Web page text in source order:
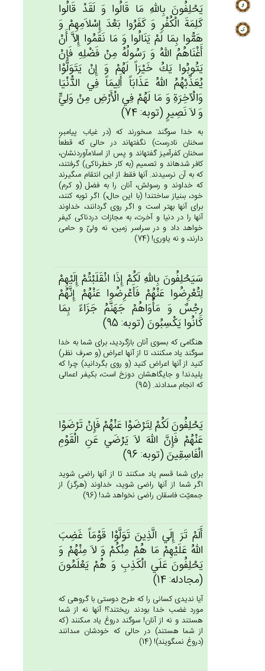
يَحْلِفُون‌َ بِالله‌ِ مَا قَالُوا وَ لَقَدْ قَالُوا
كَلِمَة‌َ الْكُفْرِ وَ كَفَرُوا بَعْدَ إِسْلاَمِهِم‌ْ وَ
هَمُّوا بِمَا لَم‌ْ يَنَالُوا وَ مَا نَقَمُوا إِلاَّ أَن‌ْ
أَغْنَاهُم‌ُ الله‌ُ وَ رَسُولُه‌ُ مِنْ‌ فَضْلِه‌ِ فَإِنْ‌
يَتُوبُوا يَك‌ُ خَيْرَاً لَهُم‌ْ وَ إِنْ‌ يَتَوَلَّوْا
يُعَذِّبْهُم‌ُ الله‌ُ عَذَابَاً أَلِيمَاً فِي‌ الدُّنْيَا
وَالْآخِرَة‌ِ وَ مَا لَهُم‌ْ فِي‌ الْأَرْض‌ِ مِنْ‌ وَلِي‌ٍّ
وَ لاَ نَصِيرٍ (توبه: 74)
به خدا سوگند مى‏خورند كه (در غياب پيامبر،
سخنان نادرست) نگفته‏اند در حالى كه قطعاً
سخنان كفرآميز گفته‏اند و پس از اسلام‏آوردنشان،
كافر شده‏اند و تصميم (به كار خطرناكى) گرفتند،
كه به آن نرسيدند. آنها فقط از اين انتقام مى‏گيرند
كه خداوند و رسولش، آنان را به فضل (و كرم)
خود، بى‏نياز ساختند! (با اين حال،) اگر توبه كنند،
براى آنها بهتر است و اگر روى گردانند، خداوند
آنها را در دنيا و آخرت، به مجازات دردناكى كيفر
خواهد داد و در سراسر زمين، نه ولىّ و حامى
دارند، و نه ياورى! (74)
سَيَحْلِفُون‌َ بِالله‌ِ لَكُم‌ْ إِذَا انْقَلَبْتُم‌ْ إِلَيْهِم‌ْ
لِتُعْرِضُوا عَنْهُم‌ْ فَأَعْرِضُوا عَنْهُم‌ْ إِنَّهُم‌ْ
رِجْس‌ٌ وَ مَأْوَاهُم‌ْ جَهَنَّم‌ُ جَزَاءً بِمَا
كَانُوا يَكْسِبُون‌َ (توبه: 95)
هنگامى كه بسوى آنان بازگرديد، براى شما به خدا
سوگند ياد مى‏كنند، تا از آنها اعراض (و صرف نظر)
كنيد از آنها اعراض كنيد (و روى بگردانيد) چرا كه
پليدند! و جايگاهشان دوزخ است، بكيفر اعمالى
كه انجام مى‏دادند. (95)
يَحْلِفُون‌َ لَكُم‌ْ لِتَرْضَوْا عَنْهُم‌ْ فَإِنْ‌ تَرْضَوْا
عَنْهُم‌ْ فَإِن‌َّ الله‌َ لاَ يَرْضَي‌ عَن‌ِ الْقَوْم‌ِ
الْفَاسِقِين‌َ (توبه: 96)
براى شما قسم ياد مى‏كنند تا از آنها راضى شويد
اگر شما از آنها راضى شويد، خداوند (هرگز) از
جمعيّت فاسقان راضى نخواهد شد! (96)
أَلَم‌ْ تَرَ إِلَي‌ الَّذِين‌َ تَوَلَّوْا قَوْمَاً غَضِب‌َ
الله‌ُ عَلَيْهِمْ‌ مَا هُمْ‌ مِنْكُم‌ْ وَ لاَ مِنْهُم‌ْ وَ
يَحْلِفُون‌َ عَلَي‌ الْكَذِب‌ِ وَ هُم‌ْ يَعْلَمُون‌َ
(مجادله: 14)
آيا نديدى كسانى را كه طرح دوستى با گروهى كه
مورد غضب خدا بودند ريختند؟! آنها نه از شما
هستند و نه از آنان! سوگند دروغ ياد مى‏كنند (كه
از شما هستند) در حالى كه خودشان مى‏دانند
(دروغ نمى‏گويند)! (14)